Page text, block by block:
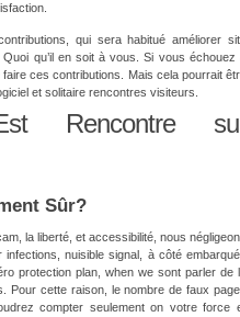
qui sera habitué améliorer
qu’il en soit à vous. Si vous échouez
ces contributions. Mais cela pourrait
et solitaire rencontres visiteurs.
Rencontre
Sûr?
la liberté, et accessibilité, nous
nuisible signal, à côté
protection plan, when we sont parler de
Pour cette raison, le nombre de faux
compter seulement on votre force